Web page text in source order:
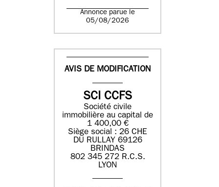
Annonce parue le
05/08/2026
AVIS DE MODIFICATION
SCI CCFS
Société civile
immobilière au capital de
1 400,00 €
Siège social : 26 CHE
DU RULLAY 69126
BRINDAS
802 345 272 R.C.S.
LYON